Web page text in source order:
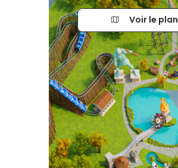
Voir le plan